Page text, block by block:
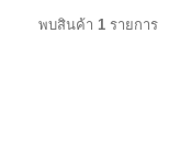
พบสินค้า 1 รายการ